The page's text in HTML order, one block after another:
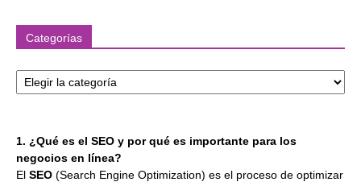
Categorías
1. ¿Qué es el SEO y por qué es importante para los
negocios en línea?
El SEO (Search Engine Optimization) es el proceso de optimizar